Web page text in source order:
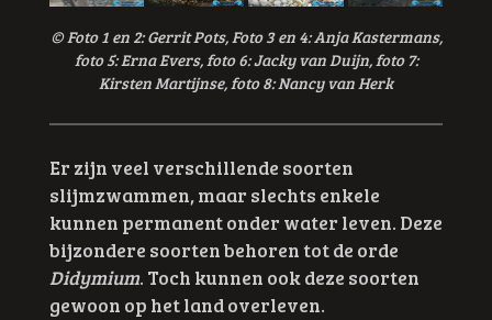
© Foto 1 en 2: Gerrit Pots,Foto 3 en 4: Anja Kastermans,
foto 5: Erna Evers, foto 6: Jacky van Duijn, foto 7:
Kirsten Martijnse, foto 8: Nancy van Herk
Er zijn veel verschillende soorten
slijmzwammen, maar slechts enkele
kunnen permanent onder water leven. Deze
bijzondere soorten behoren tot de orde
Didymium. Toch kunnen ook deze soorten
gewoon op het land overleven.